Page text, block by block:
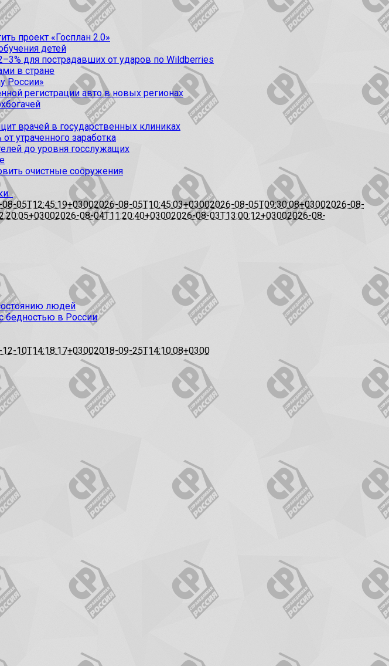
проект «Госплан 2.0»
детей
для пострадавших от ударов по Wildberries
в стране
России»
регистрации авто в новых регионах
врачей в государственных клиниках
утраченного заработка
до уровня госслужащих
очистные сооружения
05T12:45:19+03002026-08-05T10:45:03+03002026-08-05T09:30:08+03002026-08-
2026-08-04T11:20:40+03002026-08-03T13:00:12+03002026-08-
людей
бедностью в России
10T14:18:17+03002018-09-25T14:10:08+0300